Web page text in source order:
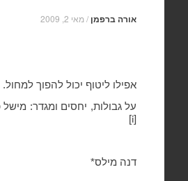
אורה ברפמן /מאי 2, 2009
אפילו ליטוף יכול להפוך למחול.
על גבולות, יחסים ומגדר: מישל
[
i
]
דנה מילס*